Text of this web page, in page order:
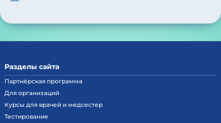
Разделы сайта
Партнёрская программа
Для организаций
Курсы для врачей и медсестер
Тестирование